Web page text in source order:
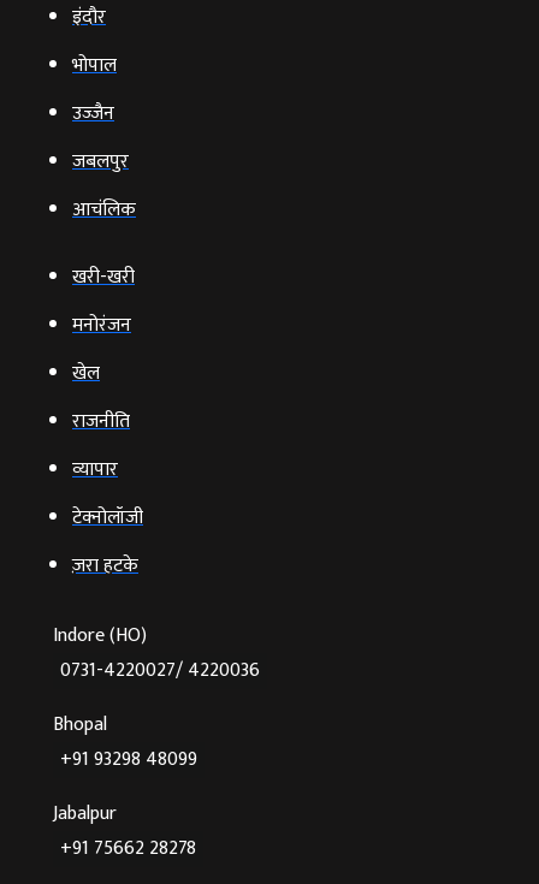
इंदौर
भोपाल
उज्‍जैन
जबलपुर
आचंलिक
खरी-खरी
मनोरंजन
खेल
राजनीति
व्‍यापार
टेक्‍नोलॉजी
ज़रा हटके
Indore (HO)
0731-4220027/ 4220036
Bhopal
+91 93298 48099
Jabalpur
+91 75662 28278